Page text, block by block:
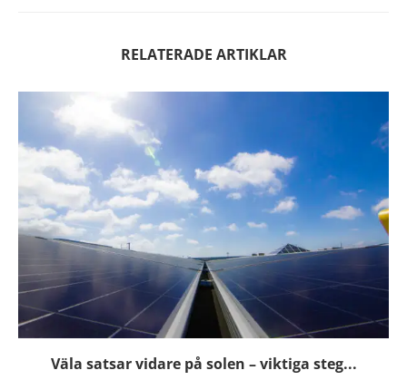
RELATERADE ARTIKLAR
Väla satsar vidare på solen – viktiga steg...